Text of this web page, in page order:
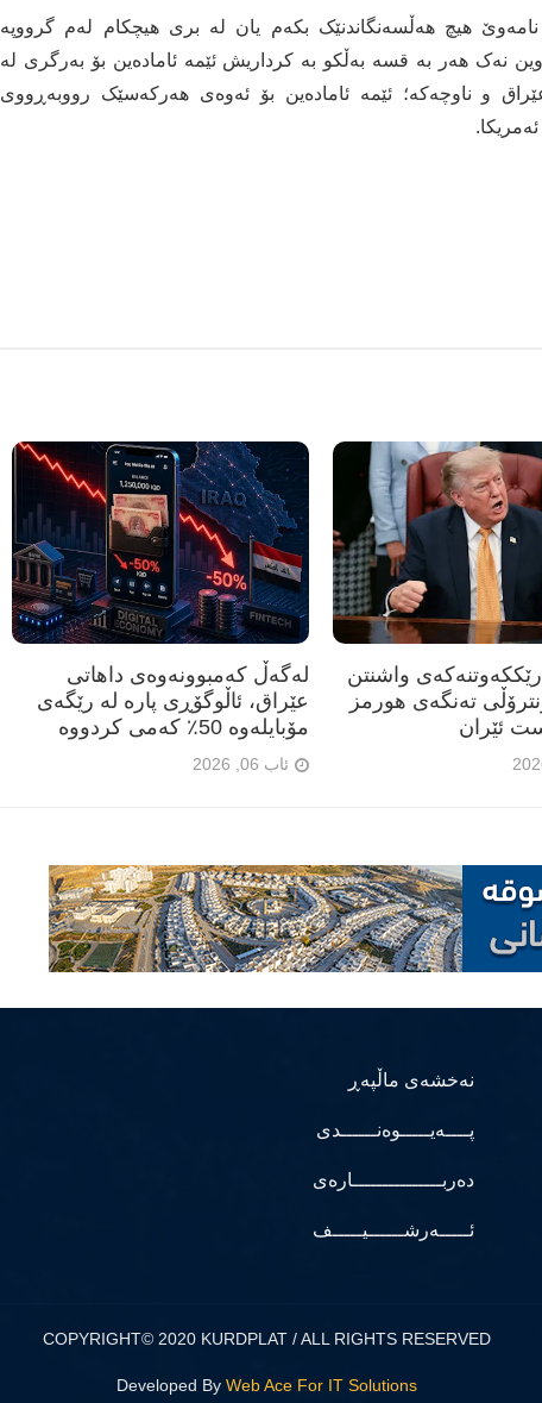
نامەوێ هیچ هەڵسەنگاندنێک بکەم یان لە بری هیچکام لەم گرووپە
نەک هەر بە قسە بەڵکو بە کرداریش ئێمە ئامادەین بۆ بەرگری لە
و ناوچەکە؛ ئێمە ئامادەین بۆ ئەوەی هەرکەسێک رووبەڕووی
لەگەڵ کەمبوونەوەی داهاتی
عێراق، ئاڵوگۆڕی پارە لە رێگەی
مۆبایلەوە 50٪ کەمی کردووە
ئاب 06, 2026
واشنتن
تەنگەی هورمز
ئێران
نەخشەی ماڵپەڕ
پــــەیـــــوەنــــــدی
دەربـــــــــــــــارەی
ئـــــەرشــــــیـــــف
COPYRIGHT© 2020 KURDPLAT / ALL RIGHTS RESERVED
Web Ace For IT Solutions
Developed By